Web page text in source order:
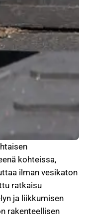
kohteissa,
ilman vesikaton
ratkaisu
ja liikkumisen
rakenteellisen